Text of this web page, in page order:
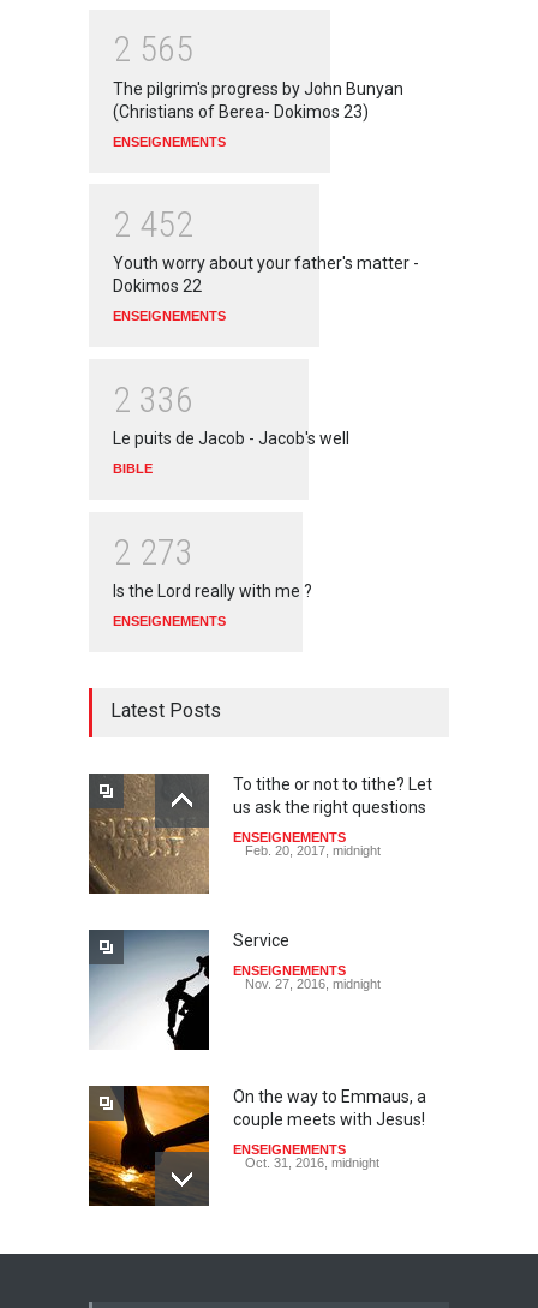
2 565
The pilgrim's progress by John Bunyan
(Christians of Berea- Dokimos 23)
ENSEIGNEMENTS
2 452
Youth worry about your father's matter -
Dokimos 22
ENSEIGNEMENTS
2 336
Le puits de Jacob - Jacob's well
BIBLE
2 273
Is the Lord really with me ?
ENSEIGNEMENTS
Latest Posts
To tithe or not to tithe? Let
us ask the right questions
ENSEIGNEMENTS
Feb. 20, 2017, midnight
Service
ENSEIGNEMENTS
Nov. 27, 2016, midnight
On the way to Emmaus, a
couple meets with Jesus!
ENSEIGNEMENTS
Oct. 31, 2016, midnight
May God speak!